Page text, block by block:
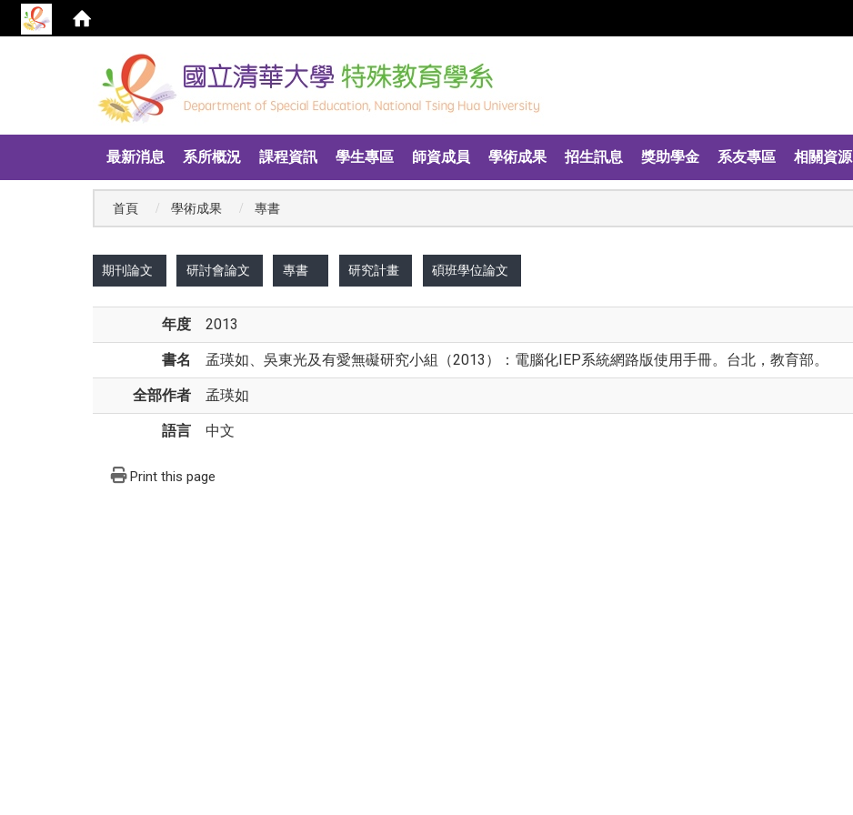
最新消息 系所概況 課程資訊 學生專區 師資成員 學術成果 招生訊息 獎助學金 系友專區 相關資源
首頁 學術成果 專書
期刊論文 研討會論文 專書 研究計畫 碩班學位論文
年度 2013
書名 孟瑛如、吳東光及有愛無礙研究小組（2013）：電腦化IEP系統網路版使用手冊。台北，教育部。
全部作者 孟瑛如
語言 中文
Print this page